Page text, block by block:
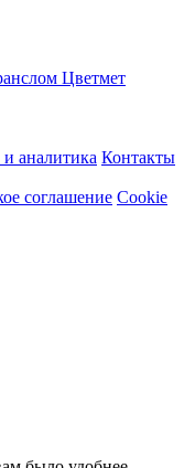
Цветмет
аналитика Контакты
соглашение Cookie